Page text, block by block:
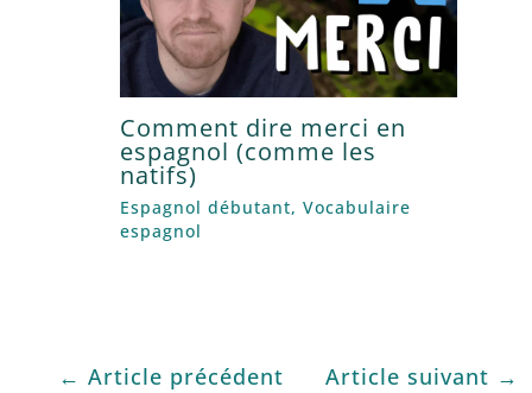
Comment dire merci en
espagnol (comme les
natifs)
Espagnol débutant,Vocabulaire
espagnol
← Article précédent Article suivant →